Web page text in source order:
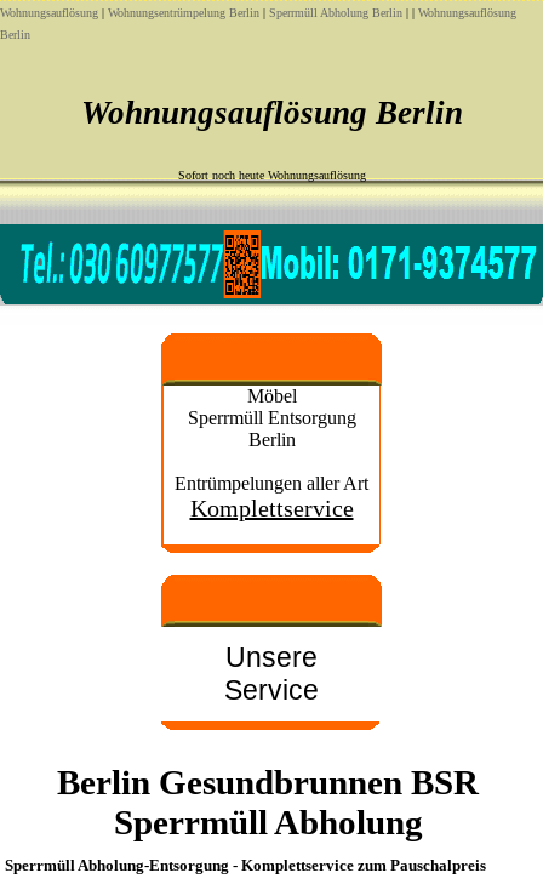
Wohnungsauflösung | Wohnungsentrümpelung Berlin | Sperrmüll Abholung Berlin | | Wohnungsauflösung
Berlin
Wohnungsauflösung Berlin
Sofort noch heute Wohnungsauflösung
Möbel
Sperrmüll Entsorgung
Berlin
Entrümpelungen aller Art
Komplettservice
Unsere
Service
Berlin Gesundbrunnen BSR
Sperrmüll Abholung
Sperrmüll Abholung-Entsorgung - Komplettservice zum Pauschalpreis